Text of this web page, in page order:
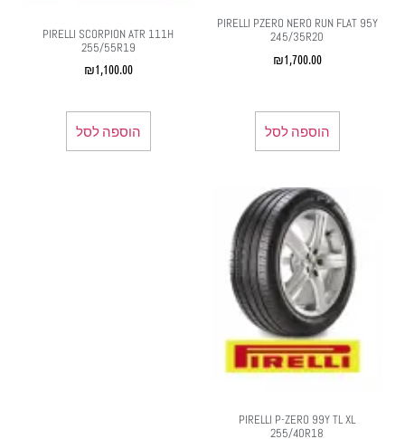
PIRELLI PZERO NERO RUN FLAT 95Y
245/35R20
₪1,700.00
הוספה לסל
PIRELLI SCORPION ATR 111H
255/55R19
₪1,100.00
הוספה לסל
PIRELLI P-ZERO 99Y TL XL
255/40R18